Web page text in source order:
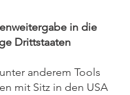
in die
Drittstaaten
anderem Tools
mit Sitz in den USA